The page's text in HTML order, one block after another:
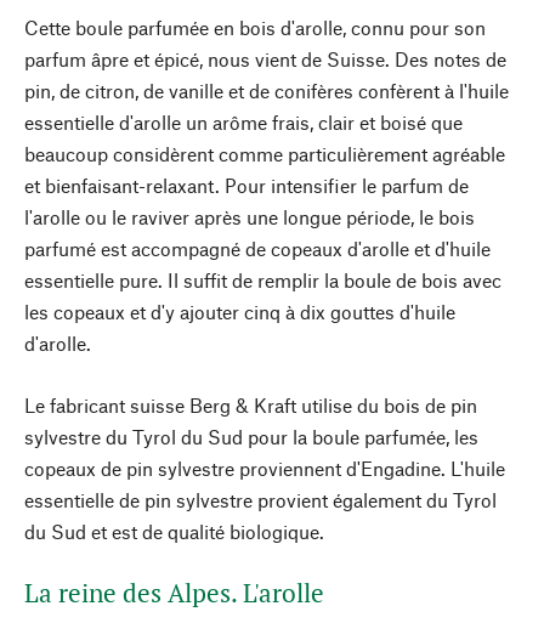
Cette boule parfumée en bois d'arolle, connu pour son
parfum âpre et épicé, nous vient de Suisse. Des notes de
pin, de citron, de vanille et de conifères confèrent à l'huile
essentielle d'arolle un arôme frais, clair et boisé que
beaucoup considèrent comme particulièrement agréable
et bienfaisant-relaxant. Pour intensifier le parfum de
l'arolle ou le raviver après une longue période, le bois
parfumé est accompagné de copeaux d'arolle et d'huile
essentielle pure. Il suffit de remplir la boule de bois avec
les copeaux et d'y ajouter cinq à dix gouttes d'huile
d'arolle.
Le fabricant suisse Berg & Kraft utilise du bois de pin
sylvestre du Tyrol du Sud pour la boule parfumée, les
copeaux de pin sylvestre proviennent d'Engadine. L'huile
essentielle de pin sylvestre provient également du Tyrol
du Sud et est de qualité biologique.
La reine des Alpes. L'arolle